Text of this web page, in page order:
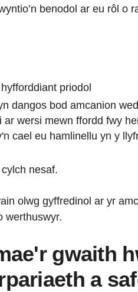
benodol ar eu rôl o
priodol
dangos bod amcanion
ar wersi mewn ffordd fwy
cael eu hamlinellu yn y
nesaf.
olwg gyffredinol ar yr
werthuswyr.
gwaith
a